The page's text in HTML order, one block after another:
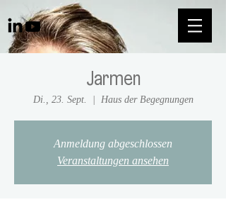
Jarmen
Di., 23. Sept. Haus der Begegnungen
Anmeldung abgeschlossen
Veranstaltungen ansehen